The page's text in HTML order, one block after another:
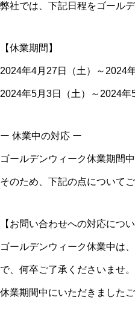
弊社では、下記日程をゴール
【休業期間】
2024年4月27日（土）～2024
2024年5月3日（土）～2024年
ー 休業中の対応 ー
ゴールデンウィーク休業期間
そのため、下記の点について
【お問い合わせへの対応につい
ゴールデンウィーク休業中は
で、何卒ご了承くださいませ。
休業期間中にいただきました